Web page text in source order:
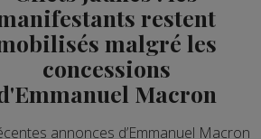
restent
malgré les
concessions
Macron
annonces d’Emmanuel Macron